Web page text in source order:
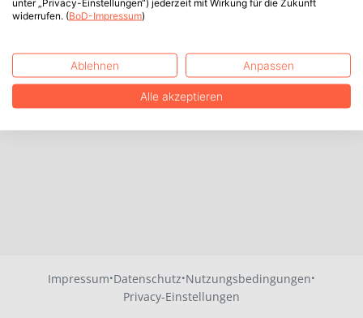
Impressum·Datenschutz·Nutzungsbedingungen·
Privacy-Einstellungen
unter „Privacy-Einstellungen“) jederzeit mit Wirkung für die Zukunft
widerrufen. (BoD-Impressum)
Ablehnen Anpassen
Alle akzeptieren